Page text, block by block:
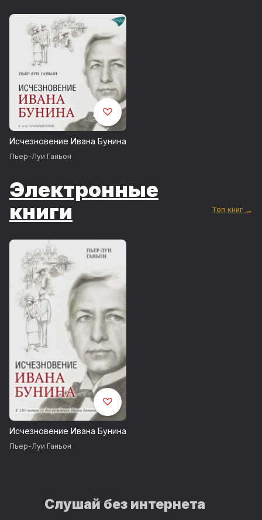
Исчезновение Ивана Бунина
Пьер-Луи Ганьон
Электронные
книги
Топ книг →
Исчезновение Ивана Бунина
Пьер-Луи Ганьон
Слушай без интернета